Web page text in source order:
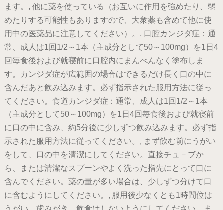
ます。, 他に薬を使っている（お互いに作用を強めたり、弱
めたりする可能性もありますので、大衆薬も含めて他に使
用中の医薬品に注意してください）。, 口腔カンジダ症：通
常、成人は1回1/2～1本（主成分として50～100mg）を1日4
回毎食後および就寝前に口腔内にまんべんなく塗布しま
す。カンジダ症が広範囲の場合はできるだけ長く口の中に
含んだあと飲み込みます。必ず指示された服用方法に従っ
てください。食道カンジダ症：通常、成人は1回1/2～1本
（主成分として50～100mg）を1日4回毎食後および就寝前
に口の中に含み、約5分後に少しずつ飲み込みます。必ず指
示された服用方法に従ってください。, まず飲む前にうがい
をして、口の中を清潔にしてください。直接チュ－ブか
ら、または清潔なスプーンやよく洗った指先にとって口に
含んでください。薬の量が多い場合は、少しずつ分けて口
に含むようにしてください。, 服用後少なくとも1時間位は